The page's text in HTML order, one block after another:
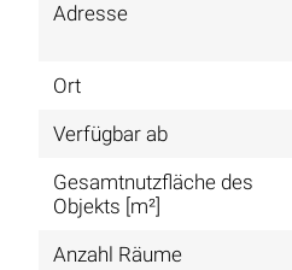
Adresse
Ort
Verfügbar ab
Gesamtnutzfläche des
Objekts [m²]
Anzahl Räume